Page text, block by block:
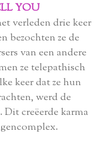
YOU
verleden drie keer
bezochten ze de
van een andere
ze telepathisch
keer dat ze hun
werd de
creëerde karma